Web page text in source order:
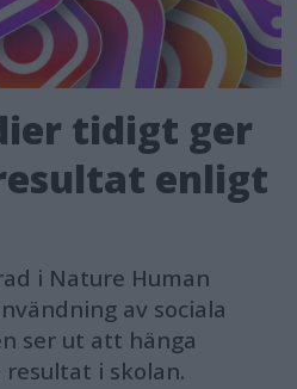
tidigt ger
enligt
i Nature Human
av sociala
ser ut att hänga
i skolan.